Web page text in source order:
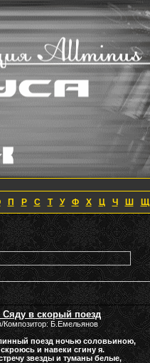
П Р С Т У Ф Х Ц Ч Ш Щ
в скорый поезд
Композитор: Б.Емельянов
поезд ночью соловьиною,
и навеки сгину я.
звезды и туманы белые,